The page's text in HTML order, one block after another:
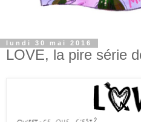
lundi 30 mai 2016
LOVE, la pire série